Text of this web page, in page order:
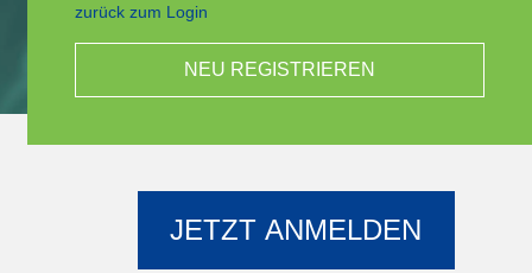
zurück zum Login
NEU REGISTRIEREN
JETZT ANMELDEN